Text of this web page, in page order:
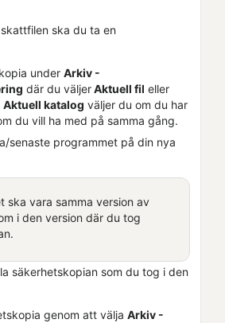
ska du ta en
under Arkiv -
där du väljerAktuell fil eller
Aktuell katalog väljer du om du har
du vill ha med på samma gång.
senaste programmet på din nya
ska vara samma version av
i den version där du tog
säkerhetskopian som du tog i den
genom att välja Arkiv -